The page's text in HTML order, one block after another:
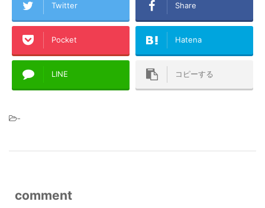
Twitter Share
Pocket Hatena
LINE コピーする
-
comment